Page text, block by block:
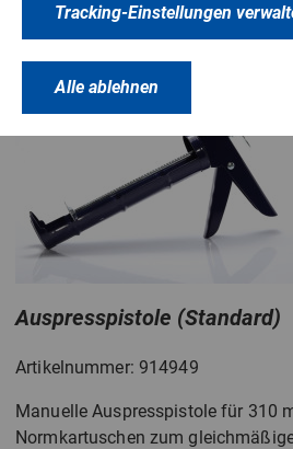
Auspresspistole (Standard)
Artikelnummer: 914949
Manuelle Auspresspistole für 310
Normkartuschen zum
Tracking-Einstellungen
Alle ablehnen